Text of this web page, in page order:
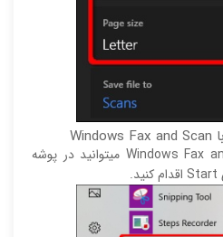
ابتدا برای اجرای برنامه Windows Fax and Scan میتوانید در پوشه